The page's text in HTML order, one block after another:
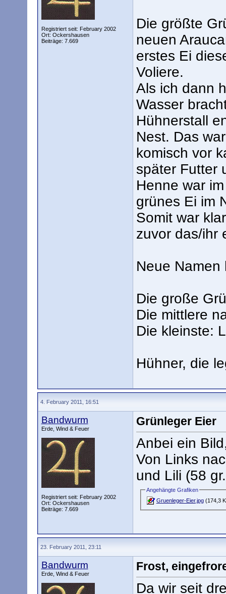
Registriert seit: February 2002
Ort: Ockershausen
Beiträge: 7.669
Die größte
neuen
erstes Ei
Voliere.
Als ich dann
Wasser
Hühnerstall
Nest. Das
komisch vor
später Futter
Henne war
grünes Ei im
Somit war
zuvor das/ihr
Neue Namen
Die große
Die mittlere
Die kleinste:
Hühner, die
4. February 2011, 16:51
Bandwurm
Erde, Wind & Feuer
Registriert seit: February 2002
Ort: Ockershausen
Beiträge: 7.669
Grünleger Eier
Anbei ein
Von Links
und Lili (58
Angehängte Grafiken
Gruenleger-Eier.jpg(174,3
23. February 2011, 23:11
Bandwurm
Erde, Wind & Feuer
Frost,
Da wir seit